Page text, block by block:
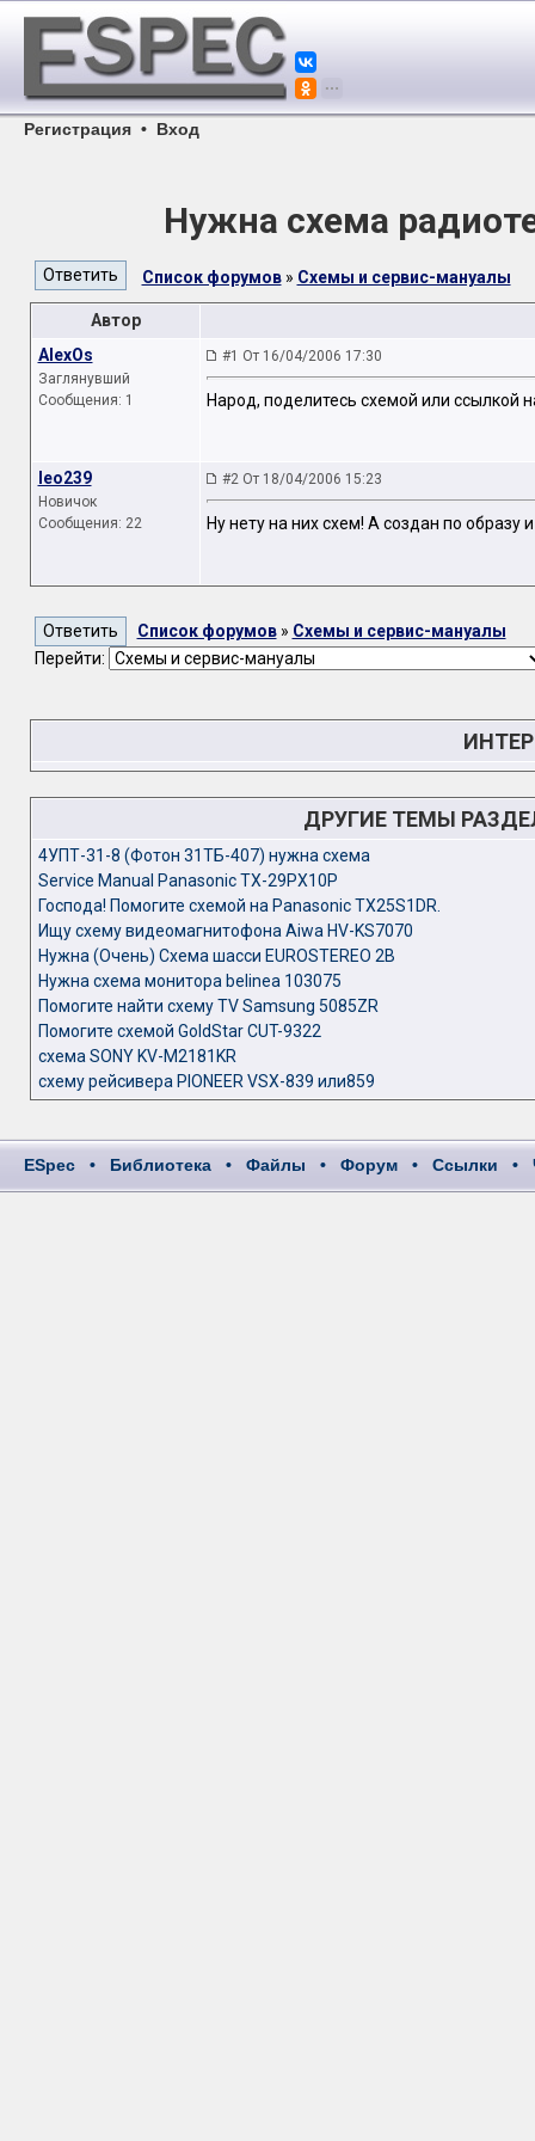
Регистрация • Вход
Нужна схема
Список форумов» Схемы и сервис-мануалы
Автор
AlexOs
Заглянувший
Сообщения: 1
#1 От 16/04/2006 17:30
Народ, поделитесь схемой или ссылкой
leo239
Новичок
Сообщения: 22
#2 От 18/04/2006 15:23
Ну нету на них схем! А создан по
Список форумов» Схемы и сервис-мануалы
Перейти:
ДРУГИЕ ТЕМЫ
4УПТ-31-8 (Фотон 31ТБ-407) нужна схема
Service Manual Panasonic TX-29PX10P
Господа! Помогите схемой на Panasonic TX25S1DR.
Ищу схему видеомагнитофона Aiwa HV-KS7070
Нужна (Очень) Схема шасси EUROSTEREO 2B
Нужна схема монитора belinea 103075
Помогите найти схему ТV Samsung 5085ZR
Помогите схемой GoldStar CUT-9322
схема SONY KV-M2181KR
схему рейсивера PIONEER VSX-839 или859
ESpec • Библиотека • Файлы • Форум • Ссылки •